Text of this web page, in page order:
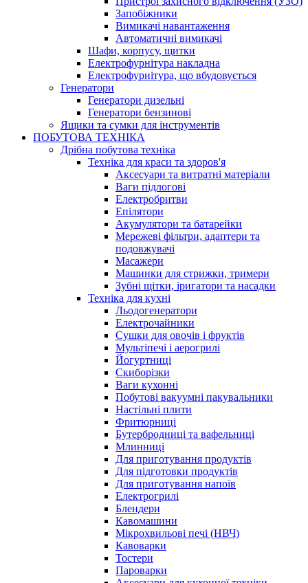
Запобіжники
Вимикачі навантаження
Автоматичні вимикачі
Шафи, корпусу, щитки
Електрофурнітура накладна
Електрофурнітура, що вбудовується
Генератори
Генератори дизельні
Генератори бензинові
Ящики та сумки для інструментів
ПОБУТОВА ТЕХНІКА
Дрібна побутова техніка
Техніка для краси та здоров'я
Аксесуари та витратні матеріали
Ваги підлогові
Електробритви
Епілятори
Акумулятори та батарейки
Мережеві фільтри, адаптери та
подовжувачі
Масажери
Машинки для стрижки, тримери
Зубні щітки, іригатори та насадки
Техніка для кухні
Льодогенератори
Електрочайники
Сушки для овочів і фруктів
Мультіпечі і аерогрилі
Йогуртниці
Скиборізки
Ваги кухонні
Побутові вакуумні пакувальники
Настільні плити
Фритюрниці
Бутербродниці та вафельниці
Млинниці
Для приготування продуктів
Для підготовки продуктів
Для приготування напоїв
Електрогрилі
Блендери
Кавомашини
Мікрохвильові печі (НВЧ)
Кавоварки
Тостери
Пароварки